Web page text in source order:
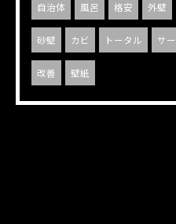
自治体 風呂 格安 外壁
砂壁 カビ トータル サ
改善 壁紙